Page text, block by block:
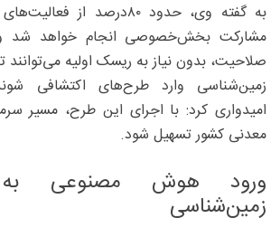
به گفته‌ وی، حدود ۸۰‌درصد از
مشارکت بخش‌خصوصی انجام خواهد شد
صلاحیت، بدون نیاز به ریسک اولیه
زمین‌شناسی وارد طرح‌های اکتشافی
امیدواری کرد: با اجرای این طرح، مسیر
معدنی کشور تسهیل شود.
ورود هوش مصنوعی به
زمین‌شناسی